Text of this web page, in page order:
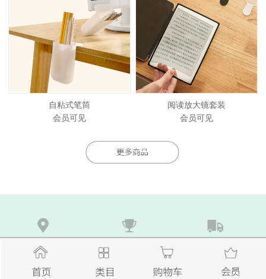
自粘式笔筒
会员可见
阅读放大镜套装
会员可见